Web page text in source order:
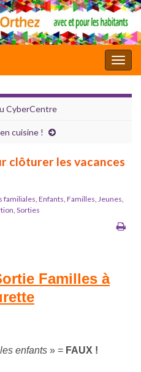
CyberCentre
cuisine !
clôturer les vacances
familiales, Enfants, Familles, Jeunes,
, Sorties
Familles à
enfants» = FAUX !